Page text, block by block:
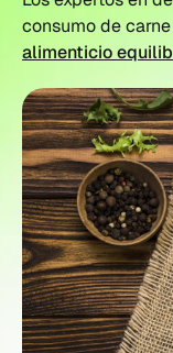
consumo de
alimenticio